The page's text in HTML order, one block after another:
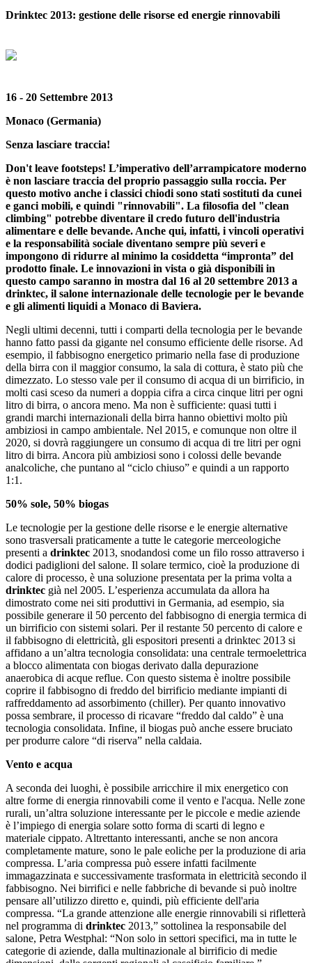
Drinktec 2013: gestione delle risorse ed energie rinnovabili
16 - 20 Settembre 2013
Monaco (Germania)
Senza lasciare traccia!
Don't leave footsteps! L’imperativo dell’arrampicatore moderno
è non lasciare traccia del proprio passaggio sulla roccia. Per
questo motivo anche i classici chiodi sono stati sostituti da cunei
e ganci mobili, e quindi "rinnovabili". La filosofia del "clean
climbing" potrebbe diventare il credo futuro dell'industria
alimentare e delle bevande. Anche qui, infatti, i vincoli operativi
e la responsabilità sociale diventano sempre più severi e
impongono di ridurre al minimo la cosiddetta “impronta” del
prodotto finale. Le innovazioni in vista o già disponibili in
questo campo saranno in mostra dal 16 al 20 settembre 2013 a
drinktec, il salone internazionale delle tecnologie per le bevande
e gli alimenti liquidi a Monaco di Baviera.
Negli ultimi decenni, tutti i comparti della tecnologia per le bevande
hanno fatto passi da gigante nel consumo efficiente delle risorse. Ad
esempio, il fabbisogno energetico primario nella fase di produzione
della birra con il maggior consumo, la sala di cottura, è stato più che
dimezzato. Lo stesso vale per il consumo di acqua di un birrificio, in
molti casi sceso da numeri a doppia cifra a circa cinque litri per ogni
litro di birra, o ancora meno. Ma non è sufficiente: quasi tutti i
grandi marchi internazionali della birra hanno obiettivi molto più
ambiziosi in campo ambientale. Nel 2015, e comunque non oltre il
2020, si dovrà raggiungere un consumo di acqua di tre litri per ogni
litro di birra. Ancora più ambiziosi sono i colossi delle bevande
analcoliche, che puntano al “ciclo chiuso” e quindi a un rapporto
1:1.
50% sole, 50% biogas
Le tecnologie per la gestione delle risorse e le energie alternative
sono trasversali praticamente a tutte le categorie merceologiche
presenti a drinktec 2013, snodandosi come un filo rosso attraverso i
dodici padiglioni del salone. Il solare termico, cioè la produzione di
calore di processo, è una soluzione presentata per la prima volta a
drinktec già nel 2005. L’esperienza accumulata da allora ha
dimostrato come nei siti produttivi in Germania, ad esempio, sia
possibile generare il 50 percento del fabbisogno di energia termica di
un birrificio con sistemi solari. Per il restante 50 percento di calore e
il fabbisogno di elettricità, gli espositori presenti a drinktec 2013 si
affidano a un’altra tecnologia consolidata: una centrale termoelettrica
a blocco alimentata con biogas derivato dalla depurazione
anaerobica di acque reflue. Con questo sistema è inoltre possibile
coprire il fabbisogno di freddo del birrificio mediante impianti di
raffreddamento ad assorbimento (chiller). Per quanto innovativo
possa sembrare, il processo di ricavare “freddo dal caldo” è una
tecnologia consolidata. Infine, il biogas può anche essere bruciato
per produrre calore “di riserva” nella caldaia.
Vento e acqua
A seconda dei luoghi, è possibile arricchire il mix energetico con
altre forme di energia rinnovabili come il vento e l'acqua. Nelle zone
rurali, un’altra soluzione interessante per le piccole e medie aziende
è l’impiego di energia solare sotto forma di scarti di legno e
materiale cippato. Altrettanto interessanti, anche se non ancora
completamente mature, sono le pale eoliche per la produzione di aria
compressa. L’aria compressa può essere infatti facilmente
immagazzinata e successivamente trasformata in elettricità secondo il
fabbisogno. Nei birrifici e nelle fabbriche di bevande si può inoltre
pensare all’utilizzo diretto e, quindi, più efficiente dell'aria
compressa. “La grande attenzione alle energie rinnovabili si rifletterà
nel programma di drinktec 2013,” sottolinea la responsabile del
salone, Petra Westphal: “Non solo in settori specifici, ma in tutte le
categorie di aziende, dalla multinazionale al birrificio di medie